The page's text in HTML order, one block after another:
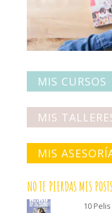
MIS CURSOS
MIS
MIS
NO TE PIERDAS MIS
10